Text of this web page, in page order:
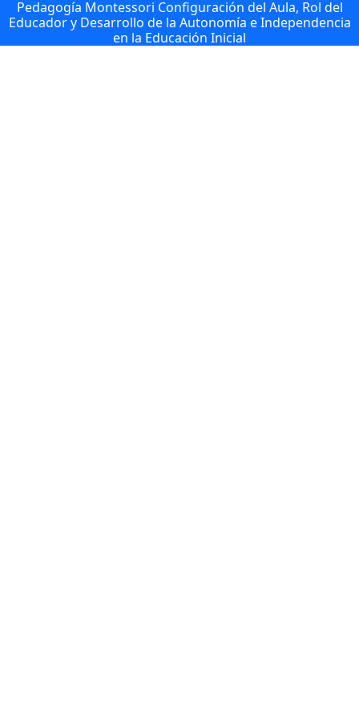
Pedagogía Montessori Configuración del Aula, Rol del
Educador y Desarrollo de la Autonomía e Independencia
en la Educación Inicial